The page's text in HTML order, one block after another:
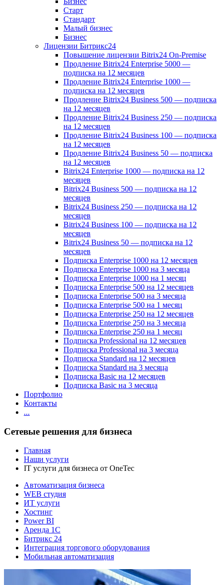
Старт
Стандарт
Малый бизнес
Бизнес
Лицензии Битрикс24
Повышение лицензии Bitrix24 On-Premise
Продление Bitrix24 Enterprise 5000 —
подписка на 12 месяцев
Продление Bitrix24 Enterprise 1000 —
подписка на 12 месяцев
Продление Bitrix24 Business 500 — подписка
на 12 месяцев
Продление Bitrix24 Business 250 — подписка
на 12 месяцев
Продление Bitrix24 Business 100 — подписка
на 12 месяцев
Продление Bitrix24 Business 50 — подписка
на 12 месяцев
Bitrix24 Enterprise 1000 — подписка на 12
месяцев
Bitrix24 Business 500 — подписка на 12
месяцев
Bitrix24 Business 250 — подписка на 12
месяцев
Bitrix24 Business 100 — подписка на 12
месяцев
Bitrix24 Business 50 — подписка на 12
месяцев
Подписка Enterprise 1000 на 12 месяцев
Подписка Enterprise 1000 на 3 месяца
Подписка Enterprise 1000 на 1 месяц
Подписка Enterprise 500 на 12 месяцев
Подписка Enterprise 500 на 3 месяца
Подписка Enterprise 500 на 1 месяц
Подписка Enterprise 250 на 12 месяцев
Подписка Enterprise 250 на 3 месяца
Подписка Enterprise 250 на 1 месяц
Подписка Professional на 12 месяцев
Подписка Professional на 3 месяца
Подписка Standard на 12 месяцев
Подписка Standard на 3 месяца
Подписка Basic на 12 месяцев
Подписка Basic на 3 месяца
Портфолио
Контакты
...
Сетевые решения для бизнеса
Главная
Наши услуги
IT услуги для бизнеса от OneTec
Автоматизация бизнеса
WEB студия
ИТ услуги
Хостинг
Power BI
Аренда 1C
Битрикс 24
Интеграция торгового оборудования
Мобильная автоматизация